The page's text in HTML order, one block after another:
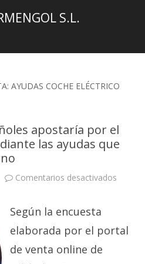
S.L.
AYUDAS COCHE ELÉCTRICO
apostaría por el
las ayudas que
Comentarios desactivados
por
Según la encuesta
elaborada por el portal
de venta online de